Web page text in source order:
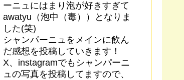
ーニュにはまり泡が好きすぎて
awatyu（泡中（毒））となりま
した(笑)
シャンパーニュをメインに飲ん
だ感想を投稿していきます！
X、instagramでもシャンパーニ
ュの写真を投稿してますので、